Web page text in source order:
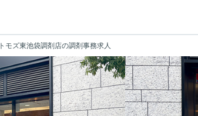
トモズ東池袋調剤店の調剤事務求人